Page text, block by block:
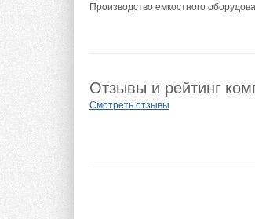
Производство емкостного
Отзывы и рейтинг
Смотреть отзывы